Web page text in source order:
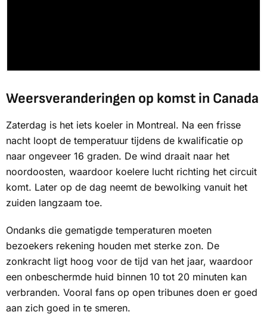
Weersveranderingen op komst in Canada
Zaterdag is het iets koeler in Montreal. Na een frisse
nacht loopt de temperatuur tijdens de kwalificatie op
naar ongeveer 16 graden. De wind draait naar het
noordoosten, waardoor koelere lucht richting het circuit
komt. Later op de dag neemt de bewolking vanuit het
zuiden langzaam toe.
Ondanks die gematigde temperaturen moeten
bezoekers rekening houden met sterke zon. De
zonkracht ligt hoog voor de tijd van het jaar, waardoor
een onbeschermde huid binnen 10 tot 20 minuten kan
verbranden. Vooral fans op open tribunes doen er goed
aan zich goed in te smeren.